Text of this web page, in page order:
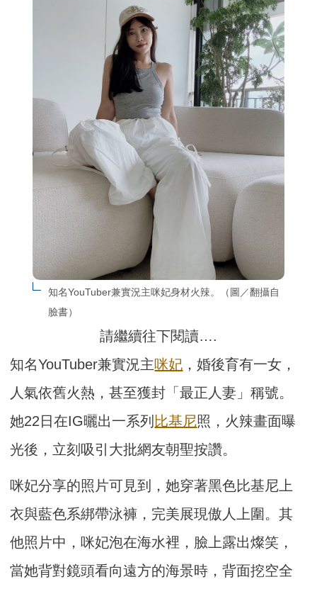
知名YouTuber兼實況主咪妃身材火辣。（圖／翻攝自
臉書）
請繼續往下閱讀….
知名YouTuber兼實況主咪妃 ，婚後育有一女，
人氣依舊火熱，甚至獲封「最正人妻」稱號。
她22日在IG曬出一系列 比基尼照，火辣畫面曝
光後，立刻吸引大批網友朝聖按讚。
咪妃分享的照片可見到，她穿著黑色比基尼上
衣與藍色系綁帶泳褲，完美展現傲人上圍。其
他照片中，咪妃泡在海水裡，臉上露出燦笑，
當她背對鏡頭看向遠方的海景時，背面挖空全